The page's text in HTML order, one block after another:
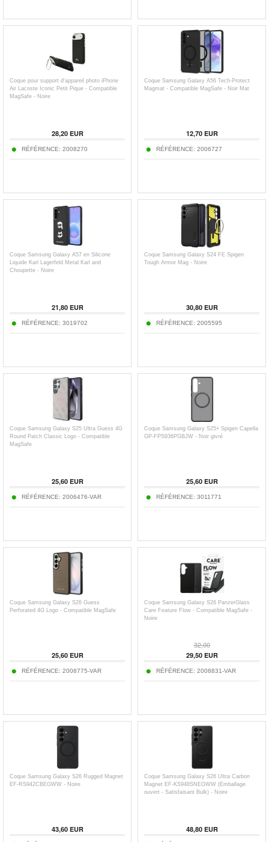
Coque pour support d'appareil photo iPhone
Air Lacoste Iconic Petit Pique - Compatible
MagSafe - Noire
28,20EUR
RÉFÉRENCE: 2008270
Coque Samsung Galaxy A56 Tech-Protect
Magmat - Compatible MagSafe - Noir Mat
12,70EUR
RÉFÉRENCE: 2006727
Coque Samsung Galaxy A57 en Silicone
Liquide Karl Lagerfeld Metal Karl and
Choupette - Noire
21,80EUR
RÉFÉRENCE: 3019702
Coque Samsung Galaxy S24 FE Spigen
Tough Armor Mag - Noire
30,80EUR
RÉFÉRENCE: 2005595
Coque Samsung Galaxy S25 Ultra Guess 4G
Round Patch Classic Logo - Compatible
MagSafe
25,60EUR
RÉFÉRENCE: 2006476-VAR
Coque Samsung Galaxy S25+ Spigen Capella
GP-FPS936PGBJW - Noir givré
25,60EUR
RÉFÉRENCE: 3011771
Coque Samsung Galaxy S26 Guess
Perforated 4G Logo - Compatible MagSafe
25,60EUR
RÉFÉRENCE: 2008775-VAR
Coque Samsung Galaxy S26 PanzerGlass
Care Feature Flow - Compatible MagSafe -
Noire
32,00
29,50EUR
RÉFÉRENCE: 2008831-VAR
Coque Samsung Galaxy S26 Rugged Magnet
EF-RS942CBEGWW - Noire
43,60EUR
Coque Samsung Galaxy S26 Ultra Carbon
Magnet EF-KS948SNEGWW (Emballage
ouvert - Satisfaisant Bulk) - Noire
48,80EUR